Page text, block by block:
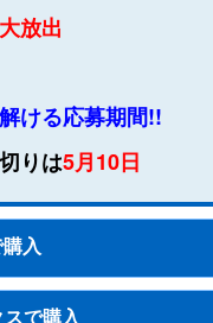
放出
ける応募期間!!
りは5月10日
入
で購入